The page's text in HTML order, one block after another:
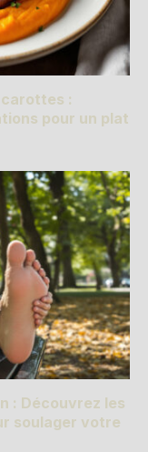
:
pour un plat
: Découvrez les
soulager votre